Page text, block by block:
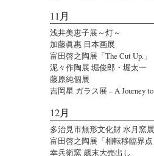
11月
浅井美恵子展～灯～
加藤眞惠 日本画展
富田啓之陶展「The Cut Up.」
泥々作陶展 堀俊郎・堀太一
藤原純個展
吉岡星 ガラス展 – A Journey to
12月
多治見市無形文化財 水月窯展
富田啓之陶展「相転移臨界点
幸兵衛窯 歳末大売出し